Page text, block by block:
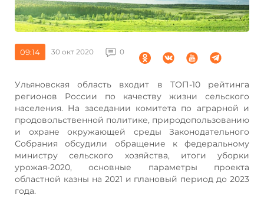
09:14 30 окт 2020 0
Ульяновская область входит в ТОП-10 рейтинга
регионов России по качеству жизни сельского
населения. На заседании комитета по аграрной и
продовольственной политике, природопользованию
и охране окружающей среды Законодательного
Собрания обсудили обращение к федеральному
министру сельского хозяйства, итоги уборки
урожая-2020, основные параметры проекта
областной казны на 2021 и плановый период до 2023
года.